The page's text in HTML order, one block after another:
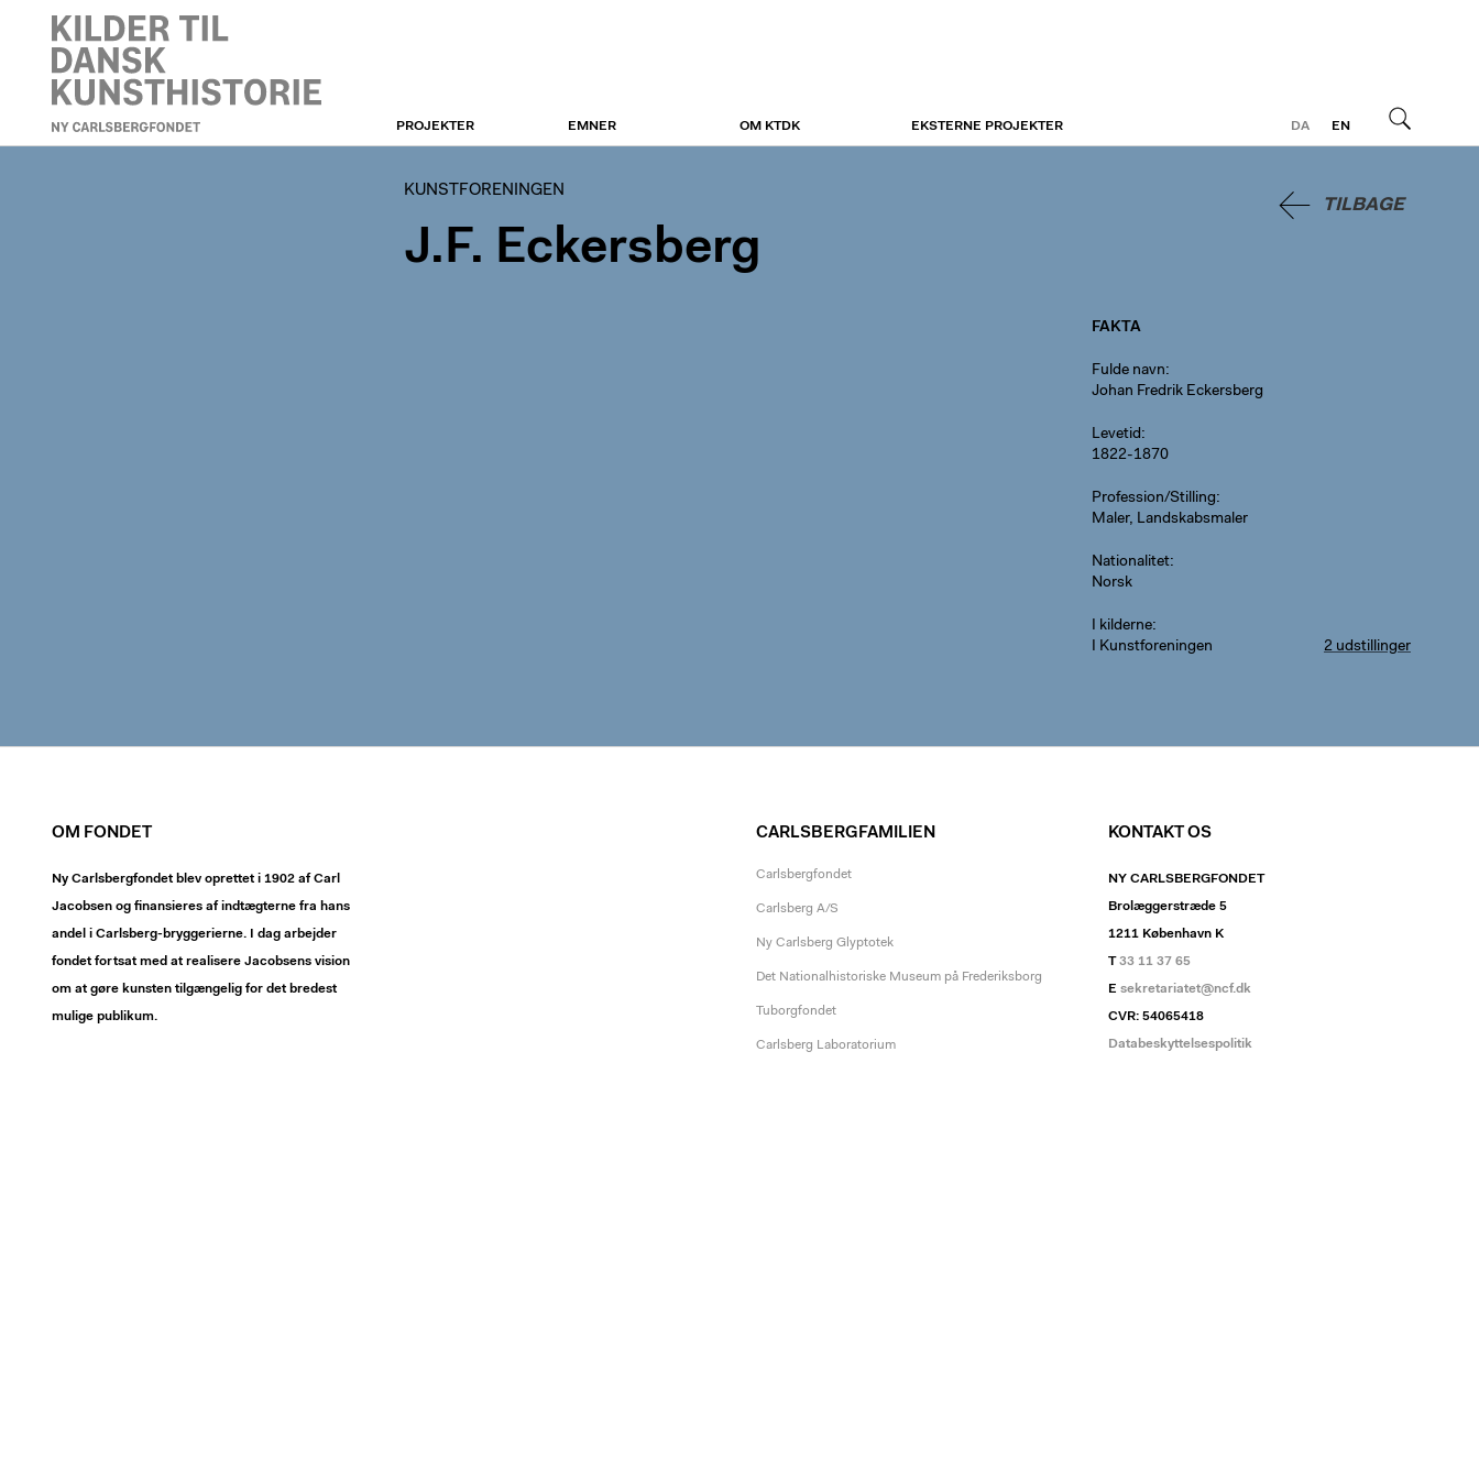
KUNSTFORENINGEN
DA
EN
PROJEKTER EMNER OM KTDK EKSTERNE PROJEKTER
TILBAGE
KUNSTFORENINGEN
J.F. Eckersberg
FAKTA
Fulde navn
Johan Fredrik Eckersberg
Levetid
1822-1870
Profession/Stilling
Maler, Landskabsmaler
Nationalitet
Norsk
I kilderne
I Kunstforeningen
2 udstillinger
OM FONDET
Ny Carlsbergfondet blev oprettet i 1902 af Carl
Jacobsen og finansieres af indtægterne fra hans
andel i Carlsberg-bryggerierne. I dag arbejder
fondet fortsat med at realisere Jacobsens vision
om at gøre kunsten tilgængelig for det bredest
mulige publikum.
CARLSBERGFAMILIEN
Carlsbergfondet
Carlsberg A/S
Ny Carlsberg Glyptotek
Det Nationalhistoriske Museum på Frederiksborg
Tuborgfondet
Carlsberg Laboratorium
KONTAKT OS
NY CARLSBERGFONDET
Brolæggerstræde 5
1211 København K
T33 11 37 65
E sekretariatet@ncf.dk
CVR: 54065418
Databeskyttelsespolitik